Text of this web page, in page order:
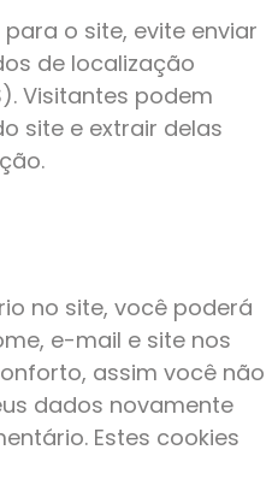
o site, evite enviar
de localização
Visitantes podem
site e extrair delas
no site, você poderá
e-mail e site nos
assim você não
dados novamente
Estes cookies